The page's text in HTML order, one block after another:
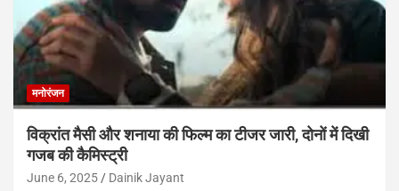
मनोरंजन
विक्रांत मैसी और शनाया की फिल्म का टीजर जारी, दोनों में दिखी
गजब की कैमिस्ट्री
June 6, 2025 Dainik Jayant